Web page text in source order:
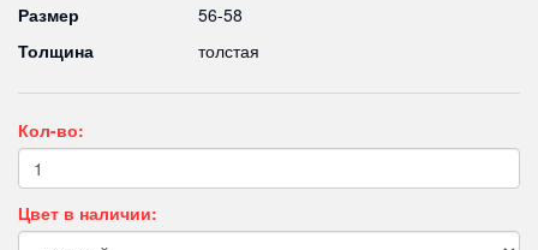
Размер
56-58
Толщина
толстая
Кол-во:
Цвет в наличии: